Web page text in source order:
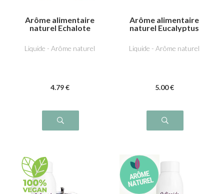
Arôme alimentaire
naturel Echalote
Liquide - Arôme naturel
4.79 €
Arôme alimentaire
naturel Eucalyptus
Liquide - Arôme naturel
5.00 €